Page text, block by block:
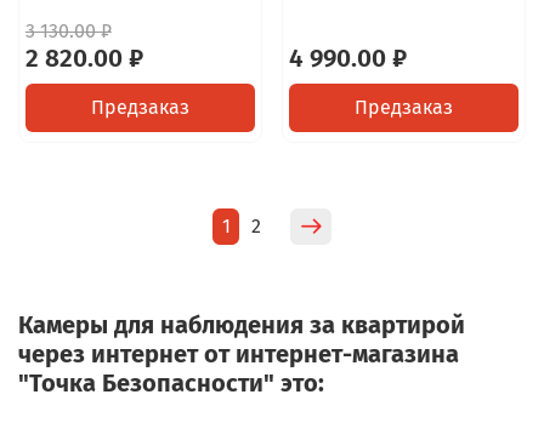
3 130.00 ₽
2 820.00 ₽
Предзаказ
4 990.00 ₽
Предзаказ
1 2
Камеры для наблюдения за квартирой
через интернет от интернет-магазина
"Точка Безопасности" это: